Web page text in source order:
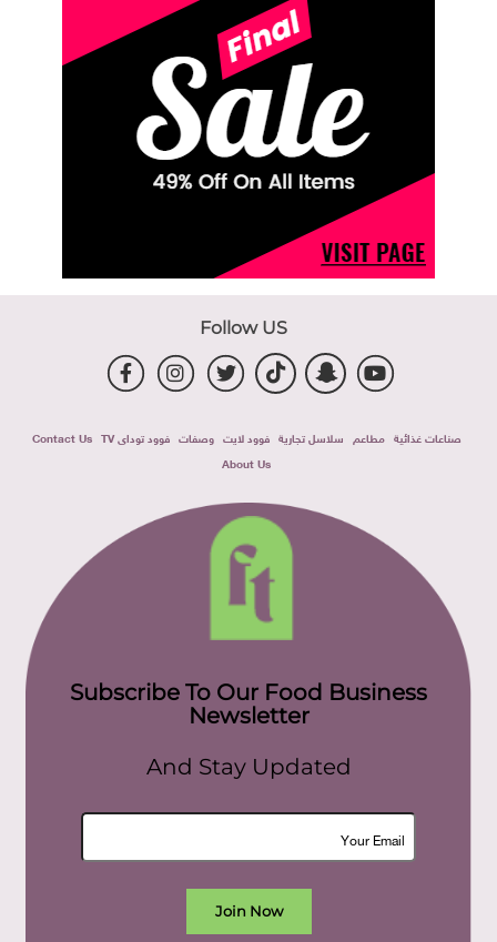
Follow US
صناعات غذائية مطاعم سلاسل تجارية فوود لايت وصفات فوود توداى TV
Contact Us
About Us
Subscribe To Our Food Business
Newsletter
And Stay Updated
Join Now